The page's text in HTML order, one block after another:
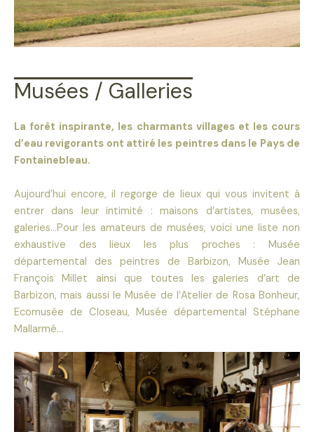
Musées / Galleries
La forêt inspirante, les charmants villages et les cours
d’eau revigorants ont attiré les peintres dans le Pays de
Fontainebleau.
Aujourd’hui encore, il regorge de lieux qui vous invitent à
entrer dans leur intimité : maisons d’artistes, musées,
galeries…Pour les amateurs de musées, voici une liste non
exhaustive des lieux les plus proches : Musée
départemental des peintres de Barbizon, Musée Jean
François Millet ainsi que toutes les galeries d’art de
Barbizon, mais aussi le Musée de l’Atelier de Rosa Bonheur,
Ecomusée de Closeau, Musée départemental Stéphane
Mallarmé…